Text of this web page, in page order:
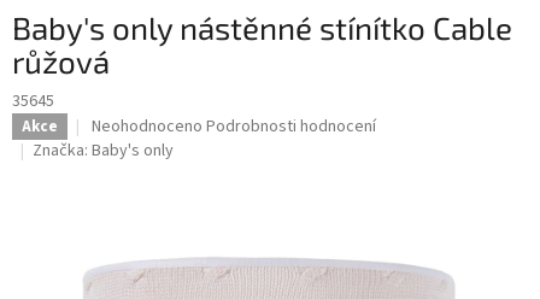
Baby's only nástěnné stínítko Cable
růžová
35645
Akce
Průměrné
hodnocení
5
hvězdiček.
Neohodnoceno Podrobnosti hodnocení
Značka: Baby's only